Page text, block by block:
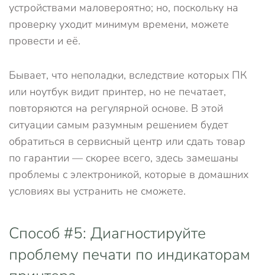
устройствами маловероятно; но, поскольку на
проверку уходит минимум времени, можете
провести и её.
Бывает, что неполадки, вследствие которых ПК
или ноутбук видит принтер, но не печатает,
повторяются на регулярной основе. В этой
ситуации самым разумным решением будет
обратиться в сервисный центр или сдать товар
по гарантии — скорее всего, здесь замешаны
проблемы с электроникой, которые в домашних
условиях вы устранить не сможете.
Способ #5: Диагностируйте
проблему печати по индикаторам